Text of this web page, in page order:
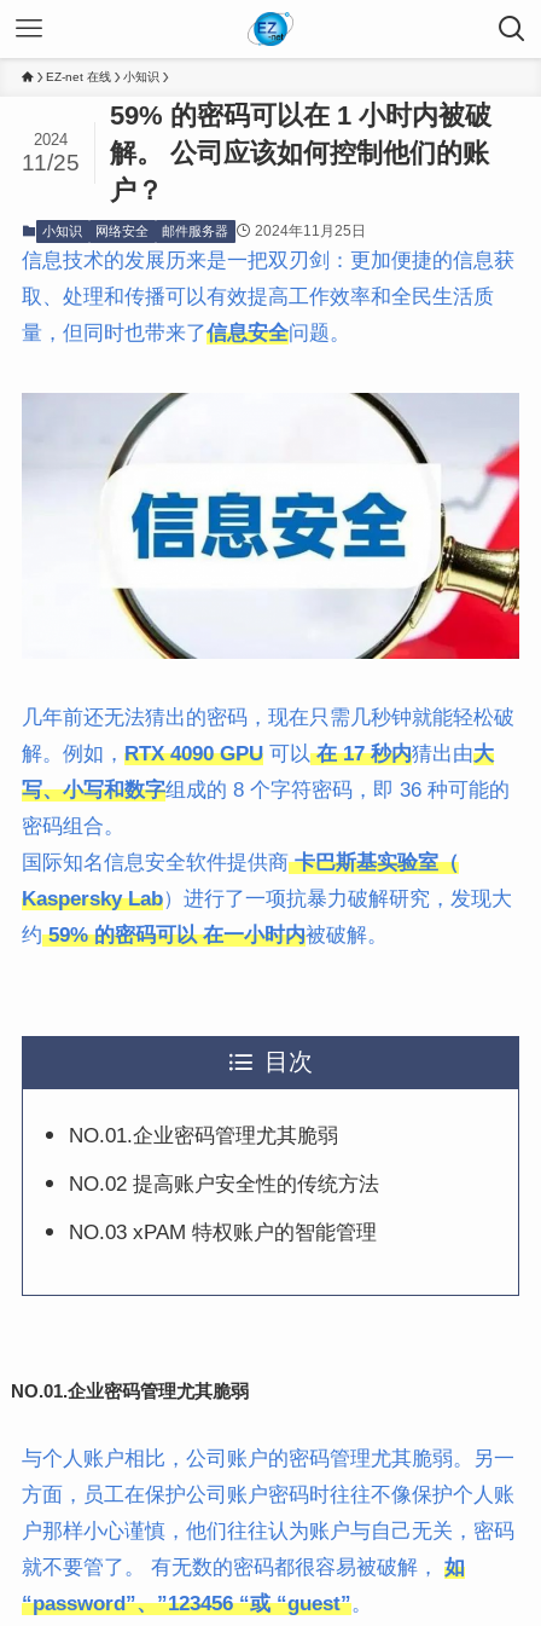
EZ-net 在线 小知识
59% 的密码可以在 1 小时内被破
解。 公司应该如何控制他们的账
户？
2024
11/25
小知识 网络安全 邮件服务器 2024年11月25日
信息技术的发展历来是一把双刃剑：更加便捷的信息获
取、处理和传播可以有效提高工作效率和全民生活质
量，但同时也带来了信息安全问题。
几年前还无法猜出的密码，现在只需几秒钟就能轻松破
解。例如， RTX 4090 GPU可以在 17 秒内猜出由大
写、小写和数字组成的 8 个字符密码，即 36 种可能的
密码组合。
国际知名信息安全软件提供商卡巴斯基实验室（
Kaspersky Lab）进行了一项抗暴力破解研究，发现大
约59% 的密码可以 在一小时内被破解。
目次
NO.01.企业密码管理尤其脆弱
NO.02 提高账户安全性的传统方法
NO.03 xPAM 特权账户的智能管理
NO.01.企业密码管理尤其脆弱
与个人账户相比，公司账户的密码管理尤其脆弱。另一
方面，员工在保护公司账户密码时往往不像保护个人账
户那样小心谨慎，他们往往认为账户与自己无关，密码
就不要管了。 有无数的密码都很容易被破解， 如
“password”、”123456 “或 “guest”。